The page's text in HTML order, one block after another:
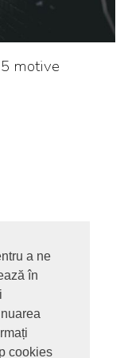
a ne
în
cookies
motive
| Politica de
comanda |